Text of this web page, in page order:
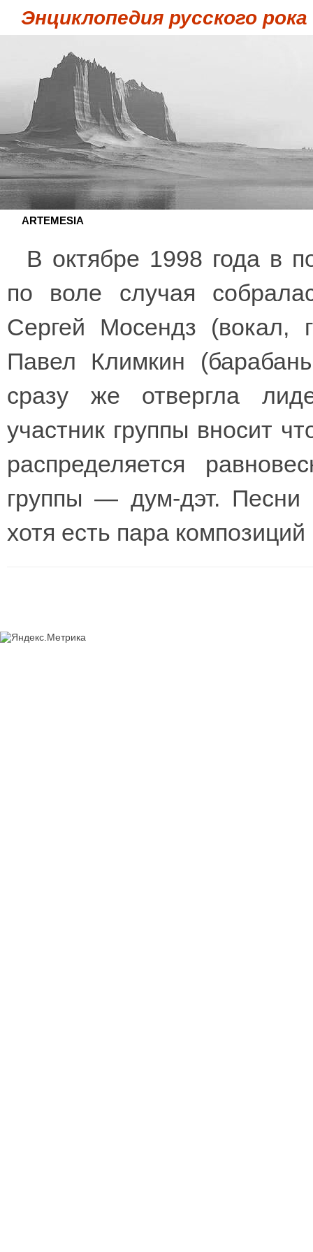
Энциклопедия русского рока
ARTEMESIA
В октябре 1998 года в
по воле случая
Сергей Мосендз (вокал,
Павел Климкин
сразу же отвергла
участник группы вносит
распределяется
группы — дум-дэт. Песни
хотя есть пара